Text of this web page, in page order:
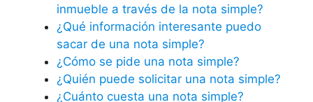
inmueble a través de la nota simple?
¿Qué información interesante puedo
sacar de una nota simple?
¿Cómo se pide una nota simple?
¿Quién puede solicitar una nota simple?
¿Cuánto cuesta una nota simple?